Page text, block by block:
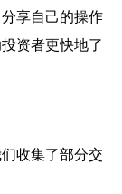
享自己的操作
资者更快地了
收集了部分交